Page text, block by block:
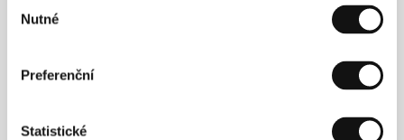
souhlasu
Nutné
Preferenční
Statistické
Aliance žen s rakovinou prsu